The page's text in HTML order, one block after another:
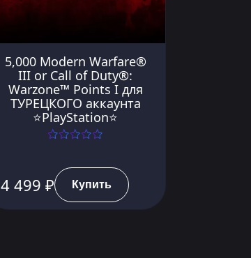
5,000 Modern Warfare®
III or Call of Duty®:
Warzone™ Points I для
ТУРЕЦКОГО аккаунта
⭐PlayStation⭐
4 499 ₽ Купить